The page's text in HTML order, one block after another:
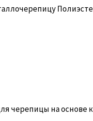
черепицы на